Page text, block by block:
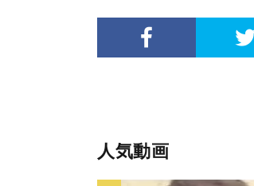
人気動画